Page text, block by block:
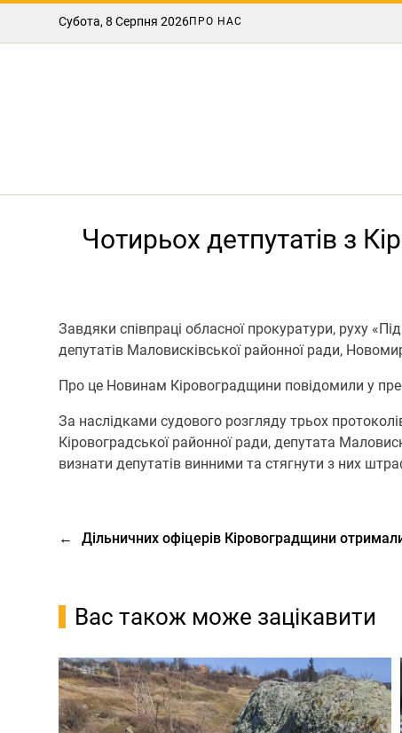
Субота, 8 Серпня 2026ПРО НАС
Чотирьох детпутатів з
Завдяки співпраці обласної прокуратури, руху
депутатів Маловисківської районної ради,
Про це Новинам Кіровоградщини повідомили у
За наслідками судового розгляду трьох
Кіровоградської районної ради, депутата
визнати депутатів винними та стягнути з них
← Дільничних офіцерів Кіровоградщини
Вас також може зацікавити